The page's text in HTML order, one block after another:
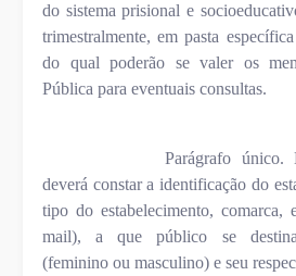
do sistema prisional e
trimestralmente, em pasta
do qual poderão se valer os
Pública para eventuais consultas.
Parágrafo
deverá constar a identificação do
tipo do estabelecimento, comarca,
mail), a que público se
(feminino ou masculino) e seu